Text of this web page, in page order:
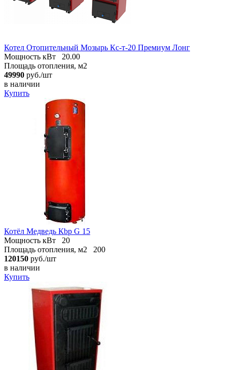
Котел Отопительный Мозырь Кc-т-20 Премиум Лонг
Мощность кВт
20.00
Площадь отопления, м2
49990 руб./шт
в наличии
Купить
Котёл Медведь Кbр G 15
Мощность кВт
20
Площадь отопления, м2
200
120150 руб./шт
в наличии
Купить